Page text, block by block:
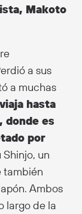
Makoto
a sus
a muchas
hasta
donde es
por
Shinjo, un
también
Ambos
largo de la